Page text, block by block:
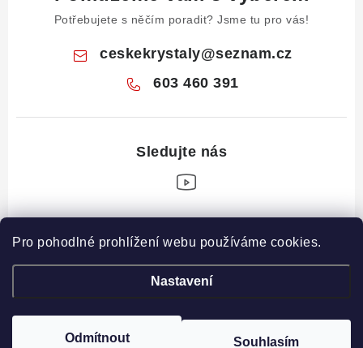
Pro pohodlné prohlížení webu používáme cookies.
Nastavení
Odmítnout Souhlasím
Potřebujete s něčím poradit? Jsme tu pro vás!
ceskekrystaly@seznam.cz
603 460 391
Z
Informace pro vás
Obchodní podmínky
Copyright 2026České krystaly . Všechna práva vyhrazena.